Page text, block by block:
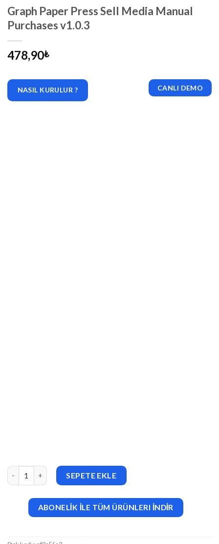
Graph Paper Press Sell Media Manual
Purchases v1.0.3
478,90₺
NASIL KURULUR ? CANLI DEMO
Graph Paper Press Sell Media Manual Purchases v1.0.3 adet
SEPETE EKLE
ABONELİK İLE TÜM ÜRÜNLERI İNDİR